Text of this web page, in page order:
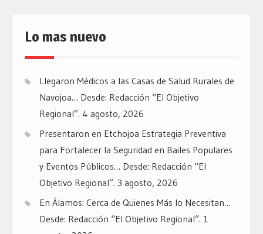
Lo mas nuevo
Llegaron Médicos a las Casas de Salud Rurales de
Navojoa… Desde: Redacción “El Objetivo
Regional”. 4 agosto, 2026
Presentaron en Etchojoa Estrategia Preventiva
para Fortalecer la Seguridad en Bailes Populares
y Eventos Públicos… Desde: Redacción “El
Objetivo Regional”. 3 agosto, 2026
En Álamos: Cerca de Quienes Más lo Necesitan…
Desde: Redacción “El Objetivo Regional”. 1